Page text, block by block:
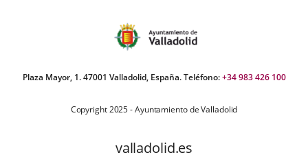
Plaza Mayor, 1. 47001 Valladolid, España. Teléfono:+34 983 426 100
Copyright 2025 - Ayuntamiento de Valladolid
valladolid.es